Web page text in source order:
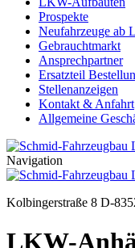
Prospekte
Neufahrzeuge ab
Gebrauchtmarkt
Ansprechpartner
Ersatzteil
Stellenanzeigen
Kontakt & Anfahrt
Allgemeine
Navigation
Kolbingerstraße 8 D-
LKW-